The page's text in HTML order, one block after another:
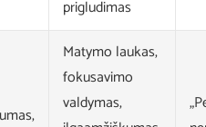
prigludimas
Matymo laukas,
fokusavimo
valdymas,